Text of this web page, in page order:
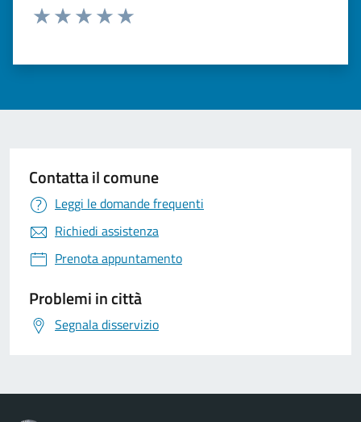
Contatta il comune
Leggi le domande frequenti
Richiedi assistenza
Prenota appuntamento
Problemi in città
Segnala disservizio